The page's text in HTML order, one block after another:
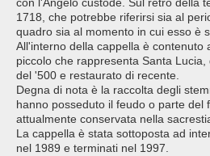
con l'Angelo custode. Sul retro della
1718, che potrebbe riferirsi sia al
quadro sia al momento in cui esso è
All'interno della cappella è contenuto
piccolo che rappresenta Santa
del '500 e restaurato di recente.
Degna di nota è la raccolta degli
hanno posseduto il feudo o parte del
attualmente conservata nella
La cappella è stata sottoposta ad
nel 1989 e terminati nel 1997.